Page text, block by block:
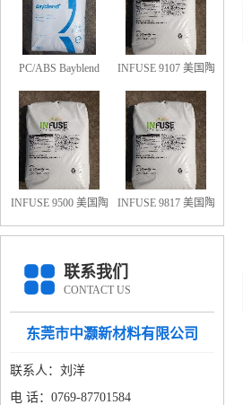
PC/ABS Bayblend
FR3010-000000 防火
阻燃PC/ABS FR3010
上海科思创
INFUSE 9107 美国陶
氏OBC 9107
INFUSE 9500 美国陶
氏OBC 9500
INFUSE 9817 美国陶
氏OBC 9817
联系我们
CONTACT US
东莞市中灏新材料有限公司
联系人：刘洋
电 话：0769-87701584